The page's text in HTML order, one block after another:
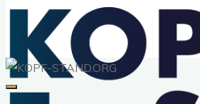
KOPF-
STAND.ORG